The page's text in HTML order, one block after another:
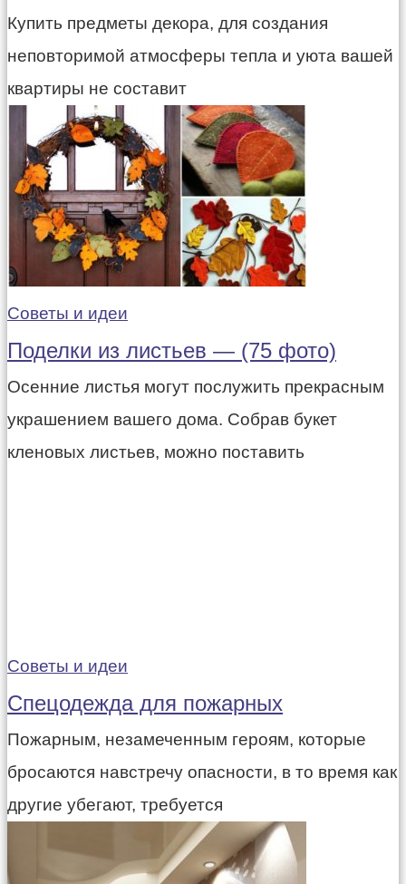
Купить предметы декора, для создания
неповторимой атмосферы тепла и уюта вашей
квартиры не составит
Советы и идеи
Поделки из листьев — (75 фото)
Осенние листья могут послужить прекрасным
украшением вашего дома. Собрав букет
кленовых листьев, можно поставить
Советы и идеи
Спецодежда для пожарных
Пожарным, незамеченным героям, которые
бросаются навстречу опасности, в то время как
другие убегают, требуется